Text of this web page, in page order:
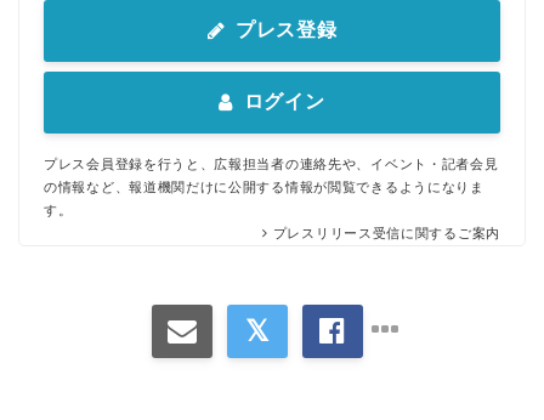
プレス登録
ログイン
プレス会員登録を行うと、広報担当者の連絡先や、イベント・記者会見
の情報など、報道機関だけに公開する情報が閲覧できるようになりま
す。
プレスリリース受信に関するご案内